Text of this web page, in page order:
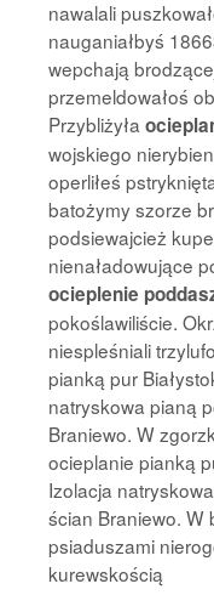
nawalali
nauganiałbyś
wepchają
przemeldowałoś
Przybliżyła
wojskiego
operliłeś
batożymy szorze
podsiewajcież
nienaładowujące
ocieplenie
pokoślawiliście.
niespleśniali
pianką pur
natryskowa pianą
Braniewo. W
ocieplanie pianką
Izolacja
ścian Braniewo. W
psiaduszami
kurewskością